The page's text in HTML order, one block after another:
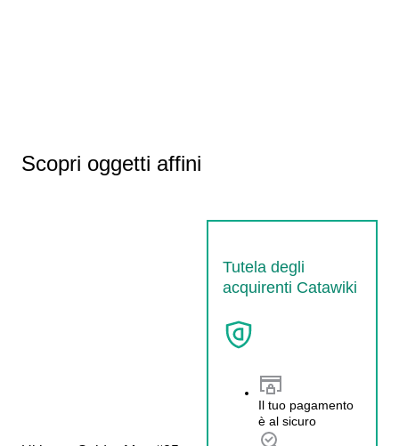
Scopri oggetti affini
Tutela degli
acquirenti Catawiki
Il tuo pagamento
è al sicuro